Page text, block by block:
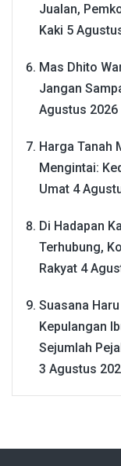
Jualan,
Kaki 5
Mas Dhito
Jangan
Agustus 2026
Harga Tanah
Mengintai:
Umat 4
Di Hadapan
Terhubung,
Rakyat 4
Suasana
Kepulangan
Sejumlah
3 Agustus